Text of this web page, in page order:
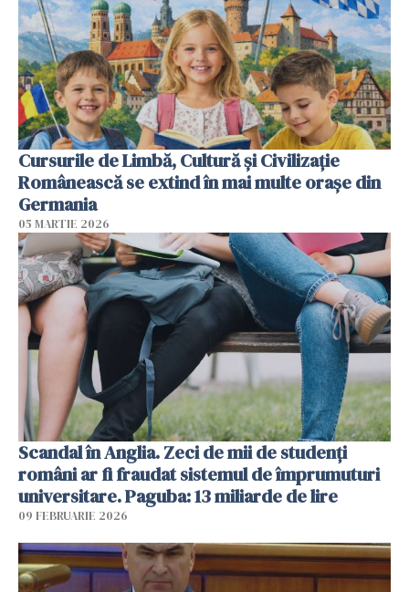
Cursurile de Limbă, Cultură și Civilizație
Românească se extind în mai multe orașe din
Germania
05 MARTIE 2026
Scandal în Anglia. Zeci de mii de studenți
români ar fi fraudat sistemul de împrumuturi
universitare. Paguba: 13 miliarde de lire
09 FEBRUARIE 2026